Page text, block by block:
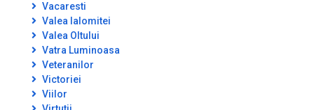
Vacaresti
Valea Ialomitei
Valea Oltului
Vatra Luminoasa
Veteranilor
Victoriei
Viilor